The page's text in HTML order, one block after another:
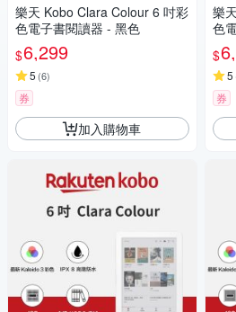
樂天 Kobo Clara Colour 6 吋彩
色電子書閱讀器 - 黑色
$6,299
5 (6)
券
加入購物車
樂
色
$
5
券